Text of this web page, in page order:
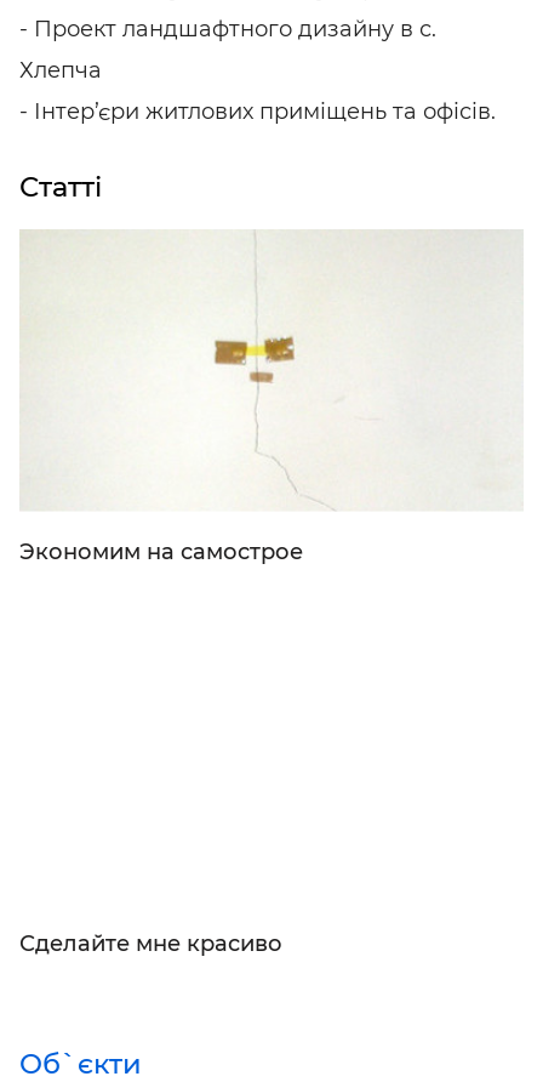
- Проект ландшафтного дизайну в с.
Хлепча
- Інтер’єри житлових приміщень та офісів.
Статті
Экономим на самострое
Сделайте мне красиво
Об`єкти